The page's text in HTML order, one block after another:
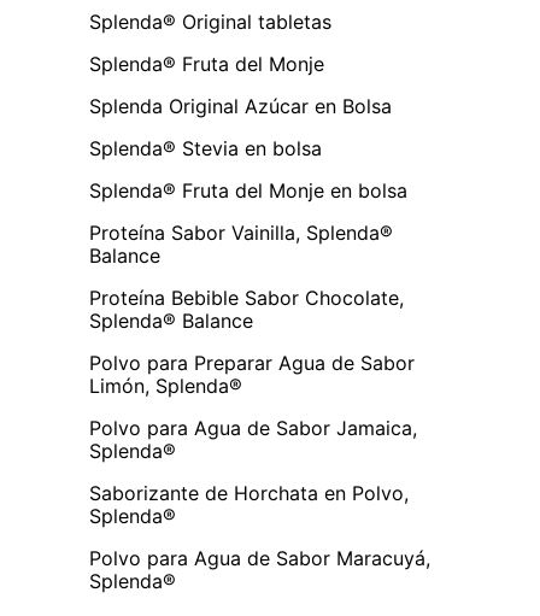
Splenda® Original tabletas
Splenda® Fruta del Monje
Splenda Original Azúcar en Bolsa
Splenda® Stevia en bolsa
Splenda® Fruta del Monje en bolsa
Proteína Sabor Vainilla, Splenda®
Balance
Proteína Bebible Sabor Chocolate,
Splenda® Balance
Polvo para Preparar Agua de Sabor
Limón, Splenda®
Polvo para Agua de Sabor Jamaica,
Splenda®
Saborizante de Horchata en Polvo,
Splenda®
Polvo para Agua de Sabor Maracuyá,
Splenda®